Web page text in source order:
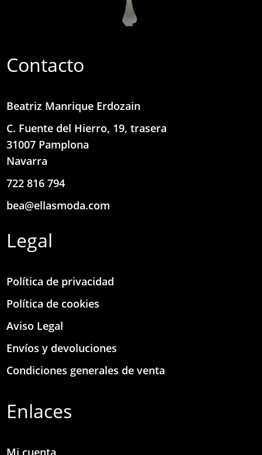
Contacto
Beatriz Manrique Erdozain
C. Fuente del Hierro, 19, trasera
31007 Pamplona
Navarra
722 816 794
bea@ellasmoda.com
Legal
Política de privacidad
Política de cookies
Aviso Legal
Envíos y devoluciones
Condiciones generales de venta
Enlaces
Mi cuenta